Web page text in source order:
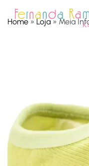
Home»Loja»Meia